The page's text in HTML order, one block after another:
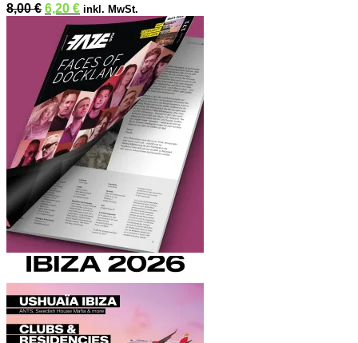
8,00€ Ursprünglicher
Preis
war:
8,00 €
6,20 €Aktueller
Preis
ist:
6,20 €.
inkl. MwSt.